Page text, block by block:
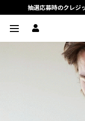
抽選応募時のクレジ
【応募前に必ずお
MORTAR